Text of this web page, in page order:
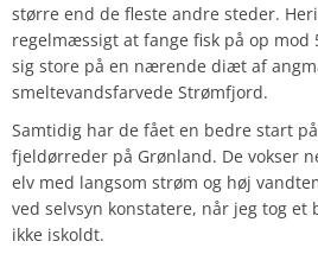
større end de fleste andre steder.
regelmæssigt at fange fisk på op mod
sig store på en nærende diæt af
smeltevandsfarvede Strømfjord.
Samtidig har de fået en bedre start
fjeldørreder på Grønland. De vokser
elv med langsom strøm og høj
ved selvsyn konstatere, når jeg tog et
ikke iskoldt.